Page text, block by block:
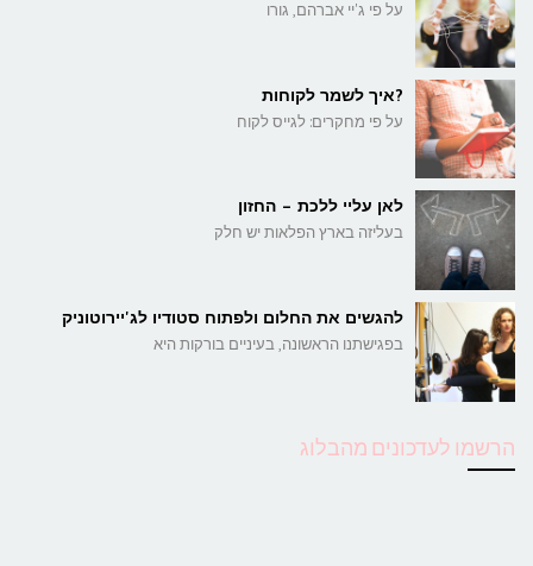
על פי ג'יי אברהם, גורו
?איך לשמר לקוחות
על פי מחקרים: לגייס לקוח
לאן עליי ללכת – החזון
בעליזה בארץ הפלאות יש חלק
להגשים את החלום ולפתוח סטודיו לג'יירוטוניק
בפגישתנו הראשונה, בעיניים בורקות היא
הרשמו לעדכונים מהבלוג